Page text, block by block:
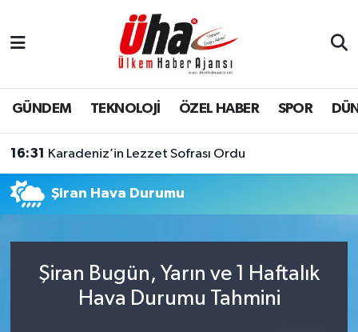
GÜNDEM TEKNOLOJİ ÖZEL HABER SPOR
16:31 Karadeniz’in Lezzet Sofrası Ordu
Şiran Hava Durumu
Şiran Bugün, Yarın ve 1 Haftalık
Hava Durumu Tahmini
İstanbul Nöbetçi Eczaneler
İstanbul Hava Durumu
Tüm Manşetler
Son Dakika Haberleri